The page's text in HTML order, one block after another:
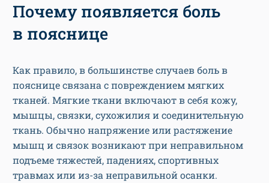
Почему появляется боль
в пояснице
Как правило, в большинстве случаев боль в
пояснице связана с повреждением мягких
тканей. Мягкие ткани включают в себя кожу,
мышцы, связки, сухожилия и соединительную
ткань. Обычно напряжение или растяжение
мышц и связок возникают при неправильном
подъеме тяжестей, падениях, спортивных
травмах или из-за неправильной осанки.